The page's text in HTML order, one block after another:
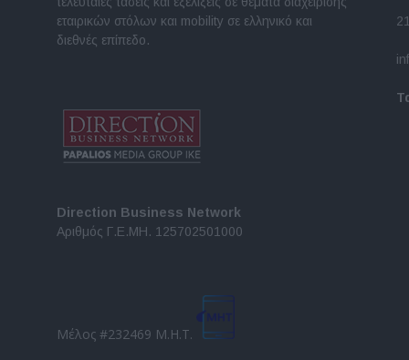
εταιρικών στόλων και mobility σε ελληνικό και
διεθνές επίπεδο.
Direction Business Network
Αριθμός Γ.Ε.ΜΗ. 125702501000
Μέλος #232469 Μ.Η.Τ.